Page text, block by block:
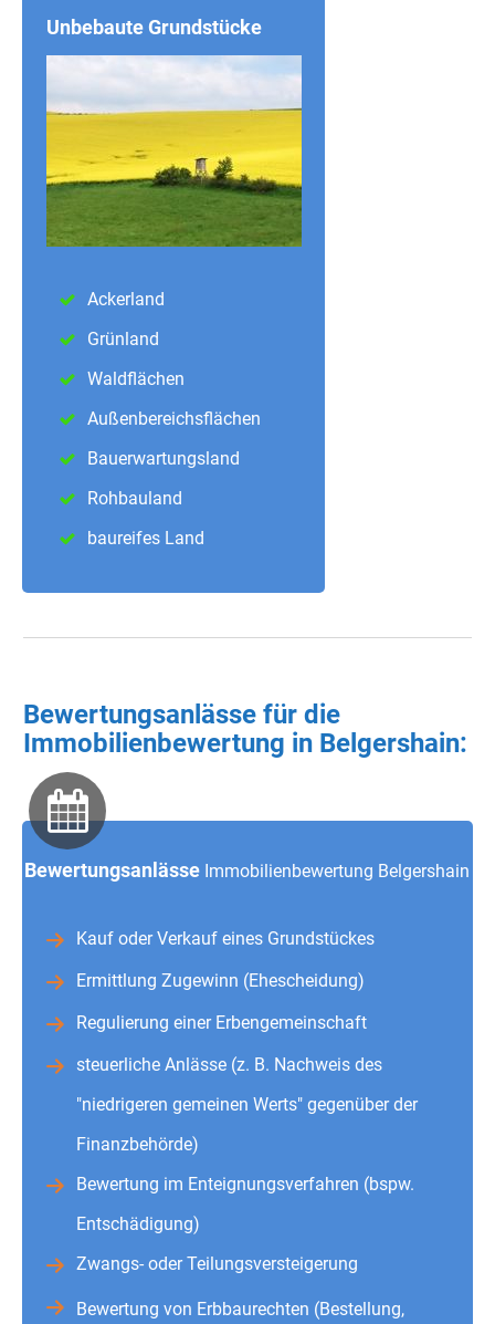
Unbebaute Grundstücke
Ackerland
Grünland
Waldflächen
Außenbereichsflächen
Bauerwartungsland
Rohbauland
baureifes Land
Bewertungsanlässe für die
Immobilienbewertung in Belgershain:
Bewertungsanlässe Immobilienbewertung Belgershain
Kauf oder Verkauf eines Grundstückes
Ermittlung Zugewinn (Ehescheidung)
Regulierung einer Erbengemeinschaft
steuerliche Anlässe (z. B. Nachweis des
"niedrigeren gemeinen Werts" gegenüber der
Finanzbehörde)
Bewertung im Enteignungsverfahren (bspw.
Entschädigung)
Zwangs- oder Teilungsversteigerung
Bewertung von Erbbaurechten (Bestellung,